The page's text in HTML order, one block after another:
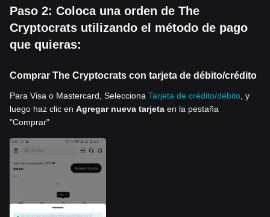
Paso 2: Coloca una orden de The
Cryptocrats utilizando el método de pago
que quieras:
Comprar The Cryptocrats con tarjeta de débito/crédito
Para Visa o Mastercard, Selecciona Tarjeta de crédito/débito , y
luego haz clic en Agregar nueva tarjeta en la pestaña
"Comprar"